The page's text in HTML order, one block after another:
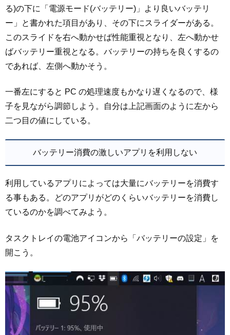
る)の下に「電源モード(バッテリー)」より良いバッテリ
ー」と書かれた項目があり、その下にスライダーがある。
このスライドを右へ動かせば性能重視となり、左へ動かせ
ばバッテリー重視となる。バッテリーの持ちを良くするの
であれば、左側へ動かそう。
一番左にすると PC の処理速度もかなり遅くなるので、様
子を見ながら調節しよう。自分は上記画面のように左から
二つ目の値にしている。
バッテリー消費の激しいアプリを利用しない
利用しているアプリによっては大量にバッテリーを消費す
る事もある。どのアプリがどのくらいバッテリーを消費し
ているのかを調べてみよう。
タスクトレイの電池アイコンから「バッテリーの設定」を
開こう。